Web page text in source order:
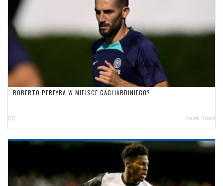
ROBERTO PEREYRA W MIEJSCE GAGLIARDINIEGO?
[6] Marek Sudoł